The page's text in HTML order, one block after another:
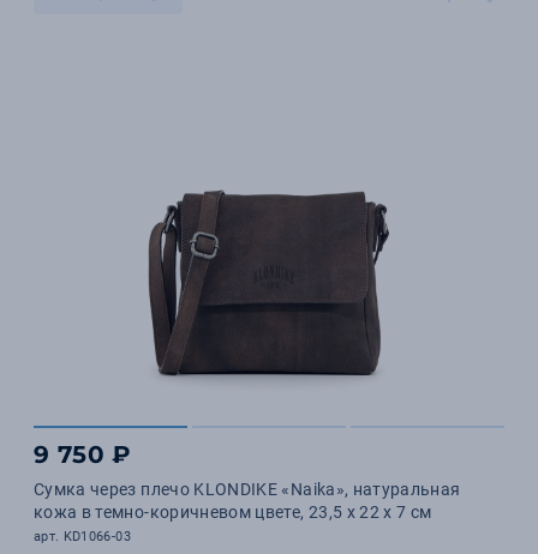
9 750 ₽
Сумка через плечо KLONDIKE «Naika», натуральная
кожа в темно-коричневом цвете, 23,5 х 22 х 7 см
арт. KD1066-03